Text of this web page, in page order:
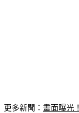
更多新聞： 畫面曝光